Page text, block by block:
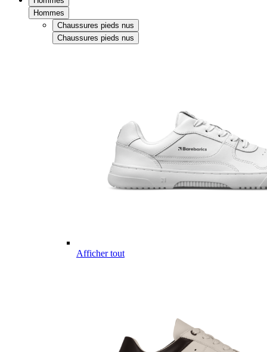
Hommes
Chaussures pieds nus
Chaussures pieds nus
Afficher tout